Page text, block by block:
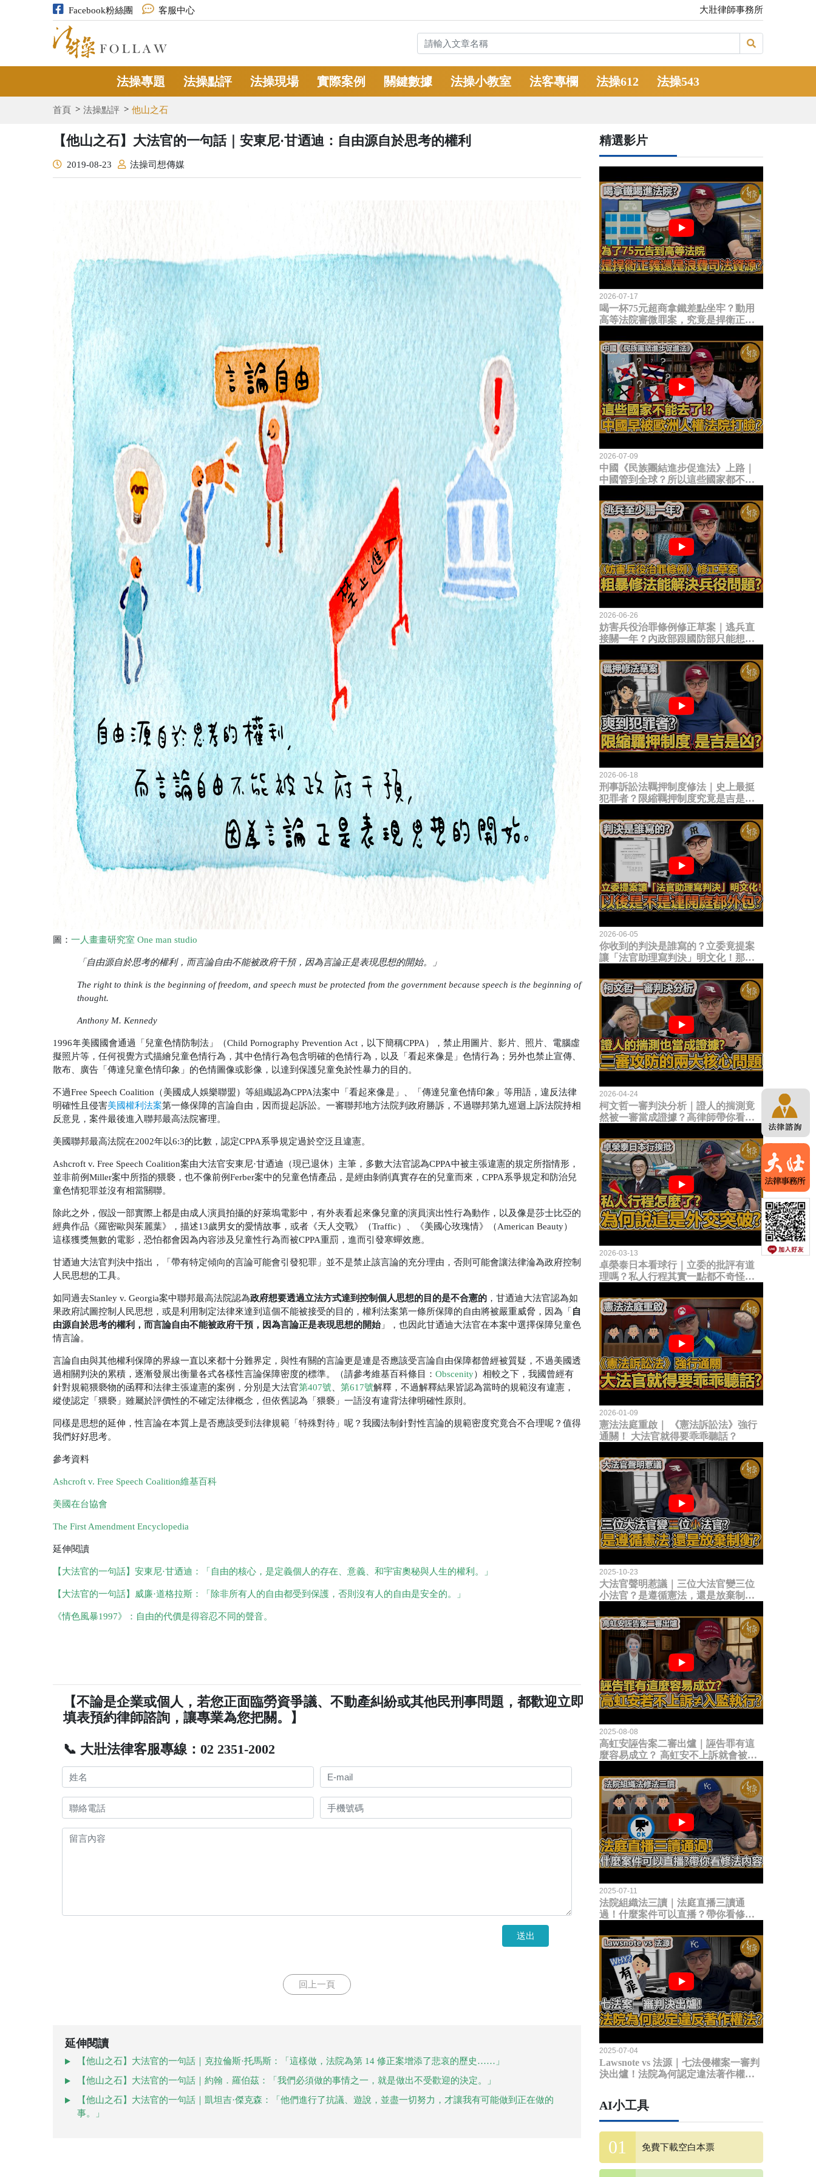
Facebook粉絲團 客服中心 大壯律師事務所
法操專題 法操點評 法操現場 實際案例 關鍵數據 法操小教室 法客專欄 法操612 法操543
首頁 法操點評 他山之石
【他山之石】大法官的一句話｜安東尼·甘迺迪：自由源自於思考的權利
2019-08-23 法操司想傳媒
圖： 一人畫畫研究室 One man studio
「自由源自於思考的權利，而言論自由不能被政府干預，因為言論正是表現思想的開始。」
The right to think is the beginning of freedom, and speech must be protected from the government because speech is the beginning of
thought.
Anthony M. Kennedy
1996年美國國會通過「兒童色情防制法」（Child Pornography Prevention Act，以下簡稱CPPA），禁止用圖片、影片、照片、電腦虛
擬照片等，任何視覺方式描繪兒童色情行為，其中色情行為包含明確的色情行為，以及「看起來像是」色情行為；另外也禁止宣傳、
散布、廣告「傳達兒童色情印象」的色情圖像或影像，以達到保護兒童免於性暴力的目的。
不過Free Speech Coalition（美國成人娛樂聯盟）等組織認為CPPA法案中「看起來像是」、「傳達兒童色情印象」等用語，違反法律
明確性且侵害美國權利法案第一條保障的言論自由，因而提起訴訟。一審聯邦地方法院判政府勝訴，不過聯邦第九巡迴上訴法院持相
反意見，案件最後進入聯邦最高法院審理。
美國聯邦最高法院在2002年以6:3的比數，認定CPPA系爭規定過於空泛且違憲。
Ashcroft v. Free Speech Coalition案由大法官安東尼·甘迺迪（現已退休）主筆，多數大法官認為CPPA中被主張違憲的規定所指情形，
並非前例Miller案中所指的猥褻，也不像前例Ferber案中的兒童色情產品，是經由剝削真實存在的兒童而來，CPPA系爭規定和防治兒
童色情犯罪並沒有相當關聯。
除此之外，假設一部實際上都是由成人演員拍攝的好萊塢電影中，有外表看起來像兒童的演員演出性行為動作，以及像是莎士比亞的
經典作品《羅密歐與茱麗葉》，描述13歲男女的愛情故事，或者《天人交戰》（Traffic）、《美國心玫瑰情》（American Beauty）
這樣獲獎無數的電影，恐怕都會因為內容涉及兒童性行為而被CPPA重罰，進而引發寒蟬效應。
甘迺迪大法官判決中指出，「帶有特定傾向的言論可能會引發犯罪」並不是禁止該言論的充分理由，否則可能會讓法律淪為政府控制
人民思想的工具。
如同過去Stanley v. Georgia案中聯邦最高法院認為政府想要透過立法方式達到控制個人思想的目的是不合憲的 ，甘迺迪大法官認為如
果政府試圖控制人民思想，或是利用制定法律來達到這個不能被接受的目的，權利法案第一條所保障的自由將被嚴重威脅，因為「自
由源自於思考的權利，而言論自由不能被政府干預，因為言論正是表現思想的開始 」，也因此甘迺迪大法官在本案中選擇保障兒童色
情言論。
言論自由與其他權利保障的界線一直以來都十分難界定，與性有關的言論更是連是否應該受言論自由保障都曾經被質疑，不過美國透
過相關判決的累積，逐漸發展出衡量各式各樣性言論保障密度的標準。（請參考維基百科條目： Obscenity）相較之下，我國曾經有
針對規範猥褻物的函釋和法律主張違憲的案例，分別是大法官第407號 第617號解釋，不過解釋結果皆認為當時的規範沒有違憲，
縱使認定「猥褻」雖屬於評價性的不確定法律概念，但依舊認為「猥褻」一語沒有違背法律明確性原則。
同樣是思想的延伸，性言論在本質上是否應該受到法律規範「特殊對待」呢？我國法制針對性言論的規範密度究竟合不合理呢？值得
我們好好思考。
參考資料
Ashcroft v. Free Speech Coalition維基百科
美國在台協會
The First Amendment Encyclopedia
延伸閱讀
【大法官的一句話】安東尼·甘迺迪：「自由的核心，是定義個人的存在、意義、和宇宙奧秘與人生的權利。」
【大法官的一句話】威廉·道格拉斯：「除非所有人的自由都受到保護，否則沒有人的自由是安全的。」
《情色風暴1997》：自由的代價是得容忍不同的聲音。
【不論是企業或個人，若您正面臨勞資爭議、不動產糾紛或其他民刑事問題，都歡迎立即
填表預約律師諮詢，讓專業為您把關。】
📞 大壯法律客服專線：02 2351-2002
送出
回上一頁
延伸閱讀
【他山之石】大法官的一句話｜克拉倫斯·托馬斯：「這樣做，法院為第 14 修正案增添了悲哀的歷史……」
【他山之石】大法官的一句話｜約翰．羅伯茲：「我們必須做的事情之一，就是做出不受歡迎的決定。」
【他山之石】大法官的一句話｜凱坦吉·傑克森：「他們進行了抗議、遊說，並盡一切努力，才讓我有可能做到正在做的
事。」
精選影片
2026-07-17
喝一杯75元超商拿鐵差點坐牢？動用
高等法院審微罪案，究竟是捍衛正義
2026-07-09
中國《民族團結進步促進法》上路｜
中國管到全球？所以這些國家都不能
臉？
2026-06-26
妨害兵役治罪條例修正草案｜逃兵直
接關一年？內政部跟國防部只能想到
題？
2026-06-18
刑事訴訟法羈押制度修法｜史上最挺
犯罪者？限縮羈押制度究竟是吉是
2026-06-05
你收到的判決是誰寫的？立委竟提案
讓「法官助理寫判決」明文化！那以
2026-04-24
柯文哲一審判決分析｜證人的揣測竟
然被一審當成證據？高律師帶你看未
2026-03-13
卓榮泰日本看球行｜立委的批評有道
理嗎？私人行程其實一點都不奇怪？
2026-01-09
憲法法庭重啟｜ 《憲法訴訟法》強行
通關！ 大法官就得要乖乖聽話？
2025-10-23
大法官聲明惹議｜三位大法官變三位
小法官？是遵循憲法，還是放棄制衡
2025-08-08
高虹安誣告案二審出爐｜誣告罪有這
麼容易成立？ 高虹安不上訴就會被
2025-07-11
法院組織法三讀｜法庭直播三讀通
過！什麼案件可以直播？帶你看修法
2025-07-04
Lawsnote vs 法源｜七法侵權案一審判
決出爐！法院為何認定違法著作權
AI小工具
免費下載空白本票